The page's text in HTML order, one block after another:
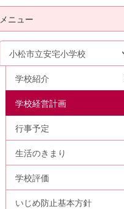
メニュー
小松市立安宅小学校
学校紹介
学校経営計画
行事予定
生活のきまり
学校評価
いじめ防止基本方針